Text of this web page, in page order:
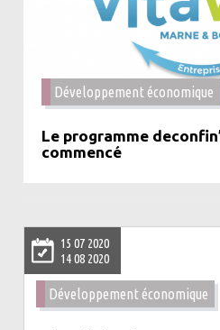
Développement économique
Le programme
commencé
15 07 2020
14 08 2020
Développement économique